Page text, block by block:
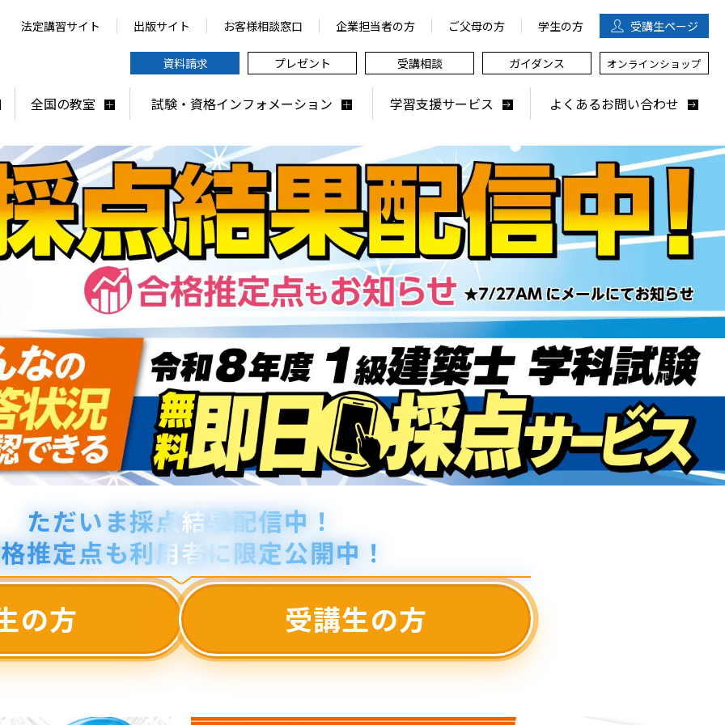
全国の教室 試験・資格インフォメーション 学習支援サービス よくあるお問い合わせ
受講生ページ
企業担当者の方 ご父母の方 学生の方
法定講習サイト 出版サイト お客様相談窓口
資料請求 プレゼント 受講相談 ガイダンス オンラインショップ
ただいま採点結果配信中！
推定点も利用者に限定公開中！
の方 受講生の方